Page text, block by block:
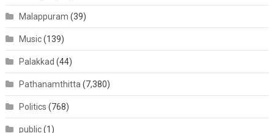
Malappuram (39)
Music(139)
Palakkad (44)
Pathanamthitta(7,380)
Politics (768)
public(1)